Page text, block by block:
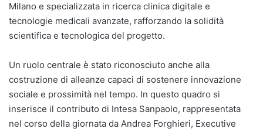
Milano e specializzata in ricerca clinica digitale e
tecnologie medicali avanzate, rafforzando la solidità
scientifica e tecnologica del progetto.
Un ruolo centrale è stato riconosciuto anche alla
costruzione di alleanze capaci di sostenere innovazione
sociale e prossimità nel tempo. In questo quadro si
inserisce il contributo di Intesa Sanpaolo, rappresentata
nel corso della giornata da Andrea Forghieri, Executive